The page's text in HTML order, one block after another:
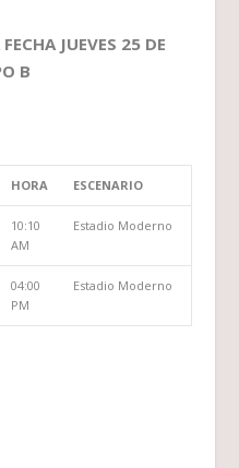
JUEVES 25 DE
B
HORA ESCENARIO
10:10
AM
Estadio Moderno
04:00
PM
Estadio Moderno